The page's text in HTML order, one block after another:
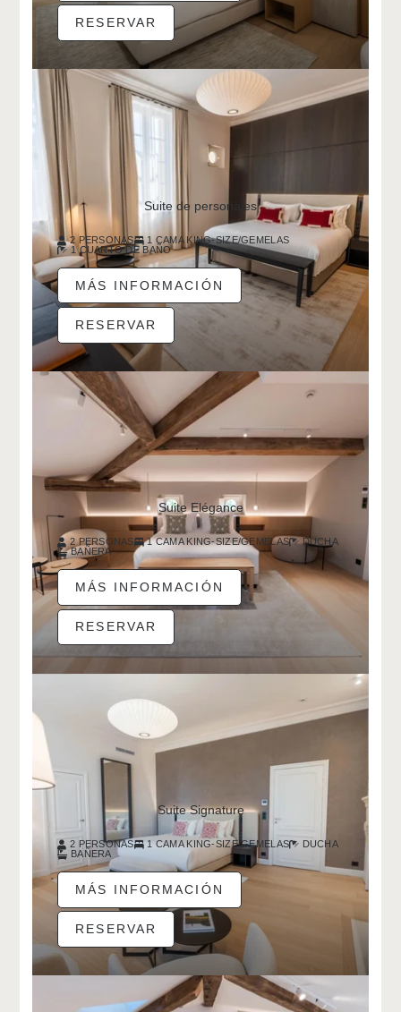
RESERVAR
Suite de personajes
2 PERSONAS
1 CAMA KING-SIZE/GEMELAS
1 CUARTO DE BAÑO
MÁS INFORMACIÓN
RESERVAR
Suite Elégance
2 PERSONAS 1 CAMA KING-SIZE/GEMELAS
DUCHA
BAÑERA
MÁS INFORMACIÓN
RESERVAR
Suite Signature
2 PERSONAS 1 CAMA KING-SIZE/GEMELAS
DUCHA
BAÑERA
MÁS INFORMACIÓN
RESERVAR
EL HOTEL
HABITACIONES Y SUITES
ESPACIO DE RELAJACIÓN Y BIENESTAR
LA CONSERJERÍA
SAINT-EMILION Y SU PATRIMONIO
CULTURAL
CONTACTO
CHÂTEAU VILLEMAURINE
MAISON SOUTARD-CADET